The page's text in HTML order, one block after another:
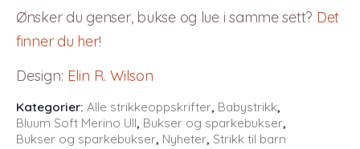
Ønsker du genser, bukse og lue i samme sett? Det
finner du her!
Design: Elin R. Wilson
Kategorier: Alle strikkeoppskrifter, Babystrikk,
Bluum Soft Merino Ull, Bukser og sparkebukser,
Bukser og sparkebukser, Nyheter, Strikk til barn